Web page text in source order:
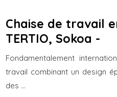
Chaise de travail
TERTIO, Sokoa -
Fondamentalement
travail combinant un design
des ...